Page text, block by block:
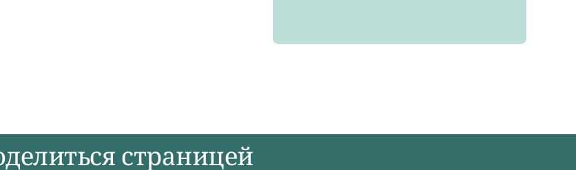
страницей